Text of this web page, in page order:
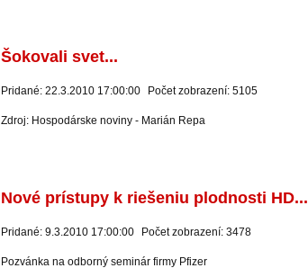
Šokovali svet...
Pridané: 22.3.2010 17:00:00 Počet zobrazení: 5105
Zdroj: Hospodárske noviny - Marián Repa
Nové prístupy k riešeniu plodnosti HD...
Pridané: 9.3.2010 17:00:00 Počet zobrazení: 3478
Pozvánka na odborný seminár firmy Pfizer